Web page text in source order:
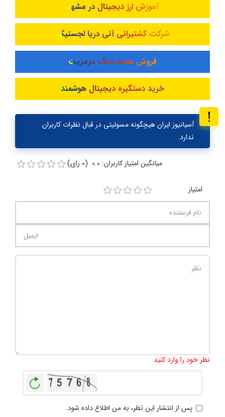
آموزش ارز دیجیتال در مشهد
شرکت کشتیرانی آنی دریا لجستیک
فروش عمده سنگ مرمریت
خرید دستگیره دیجیتال هوشمند
آسیانیوز ایران هیچگونه مسولیتی در قبال نظرات کاربران
ندارد.
میانگین امتیاز کاربران: 0.0 (0 رای)
امتیاز
نظر خود را وارد کنید
پس از انتشار این نظر، به من اطلاع داده شود.